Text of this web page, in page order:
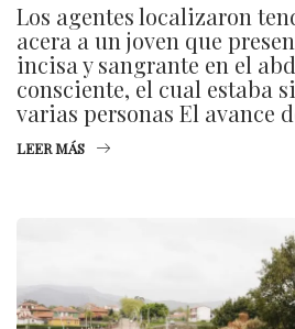
Los agentes localizaron
acera a un joven que
incisa y sangrante en el
consciente, el cual estaba
varias personas El avance
LEER MÁS